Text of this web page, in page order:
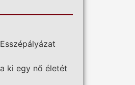
ki egy nő életét